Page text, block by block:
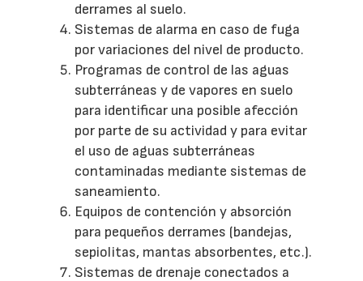
derrames al suelo.
Sistemas de alarma en caso de fuga
por variaciones del nivel de producto.
Programas de control de las aguas
subterráneas y de vapores en suelo
para identificar una posible afección
por parte de su actividad y para evitar
el uso de aguas subterráneas
contaminadas mediante sistemas de
saneamiento.
Equipos de contención y absorción
para pequeños derrames (bandejas,
sepiolitas, mantas absorbentes, etc.).
Sistemas de drenaje conectados a